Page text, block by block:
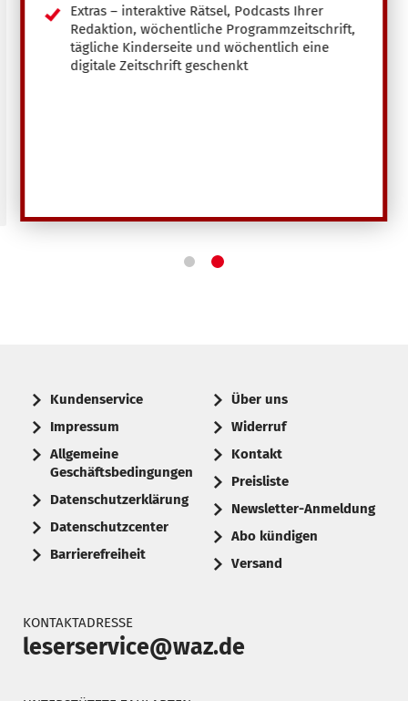
Extras – interaktive Rätsel, Podcasts Ihrer
Redaktion, wöchentliche Programmzeitschrift,
tägliche Kinderseite und wöchentlich eine
digitale Zeitschrift geschenkt
Kundenservice
Impressum
Allgemeine
Geschäftsbedingungen
Datenschutzerklärung
Datenschutzcenter
Barrierefreiheit
Über uns
Widerruf
Kontakt
Preisliste
Newsletter-Anmeldung
Abo kündigen
Versand
KONTAKTADRESSE
leserservice@waz.de